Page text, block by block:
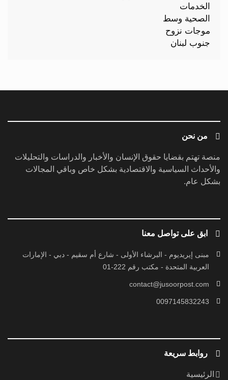
من نحن
منصة تهتم بقضايا حقوق الإنسان والأخبار والدراسات والتحليلات
والأحداث السياسية والاقتصادية بشكل خاص وباقي المجالات
بشكل عام.
ابق على تواصل معنا
مبنى إيريديوم - البرشاء الأولى - شارع أم سقيم - دبي - الإمارات
العربية المتحدة - مكتب رقم 222-01
contact@jusoorpost.com
0097145832243
روابط سريعة
الرئيسية